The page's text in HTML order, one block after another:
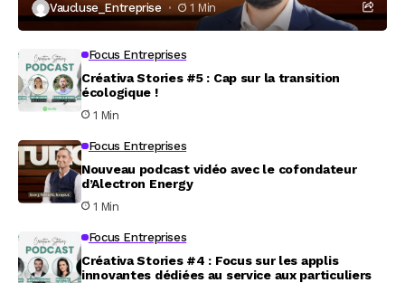
Vaucluse_Entreprise 1 Min
Focus Entreprises
Créativa Stories #5 : Cap sur la transition
écologique !
1 Min
Focus Entreprises
Nouveau podcast vidéo avec le cofondateur
d’Alectron Energy
1 Min
Focus Entreprises
Créativa Stories #4 : Focus sur les applis
innovantes dédiées au service aux particuliers